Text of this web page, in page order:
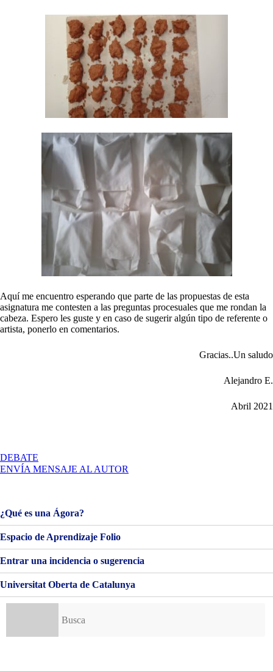
Aquí me encuentro esperando que parte de las propuestas de esta
asignatura me contesten a las preguntas procesuales que me rondan la
cabeza. Espero les guste y en caso de sugerir algún tipo de referente o
artista, ponerlo en comentarios.
Gracias..Un saludo
Alejandro E.
Abril 2021
DEBATE
PROYECTO
DEL
MÉTODO
ENVÍA MENSAJE AL AUTOR
¿Qué es una Ágora?
Espacio de Aprendizaje Folio
Entrar una incidencia o sugerencia
Universitat Oberta de Catalunya